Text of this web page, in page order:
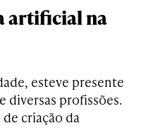
artificial na
esteve presente
diversas profissões.
criação da